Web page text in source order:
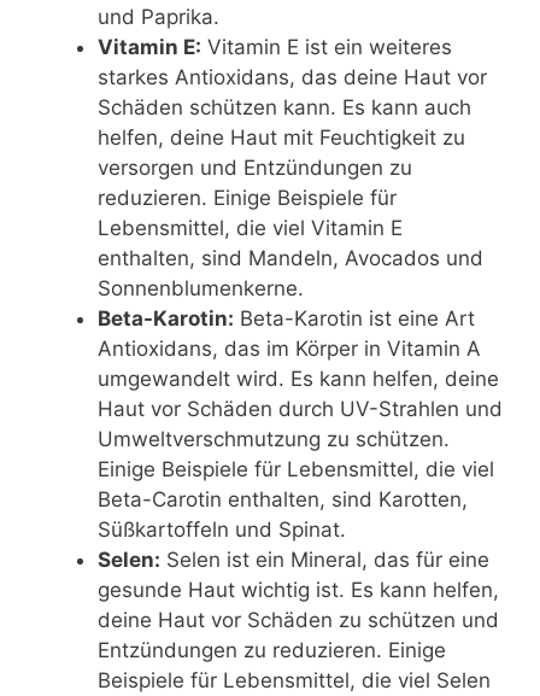
und Paprika.
Vitamin E: Vitamin E ist ein weiteres
starkes Antioxidans, das deine Haut vor
Schäden schützen kann. Es kann auch
helfen, deine Haut mit Feuchtigkeit zu
versorgen und Entzündungen zu
reduzieren. Einige Beispiele für
Lebensmittel, die viel Vitamin E
enthalten, sind Mandeln, Avocados und
Sonnenblumenkerne.
Beta-Karotin: Beta-Karotin ist eine Art
Antioxidans, das im Körper in Vitamin A
umgewandelt wird. Es kann helfen, deine
Haut vor Schäden durch UV-Strahlen und
Umweltverschmutzung zu schützen.
Einige Beispiele für Lebensmittel, die viel
Beta-Carotin enthalten, sind Karotten,
Süßkartoffeln und Spinat.
Selen: Selen ist ein Mineral, das für eine
gesunde Haut wichtig ist. Es kann helfen,
deine Haut vor Schäden zu schützen und
Entzündungen zu reduzieren. Einige
Beispiele für Lebensmittel, die viel Selen